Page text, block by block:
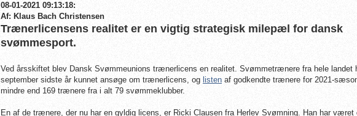
08-01-2021 09:13:18:
Af: Klaus Bach Christensen
Trænerlicensens realitet er en vigtig strategisk milepæl for dansk
svømmesport.
Ved årsskiftet blev Dansk Svømmeunions trænerlicens en realitet. Svømmetrænere fra hele landet
september sidste år kunnet ansøge om trænerlicens, og listen af godkendte trænere for 2021-
mindre end 169 trænere fra i alt 79 svømmeklubber.
En af de trænere, der nu har en gyldig licens, er Ricki Clausen fra Herlev Svømning. Han har været